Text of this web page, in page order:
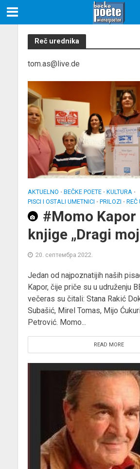
Reč urednika
tom.as@live.de
AKTUELNO • BEČKE POETE • KULTURA •
PISCI I OSTALI UMETNICI • PRILOZI • REČ
#Momo Kapor
knjige „Dragi
20. септембра 2022.
Jedan od najpoznatijih naših
Kapor, čije priče su u udruženju
večeras su čitali: Stana Rakić
Subašić, Mirel Tomas, Mijo
Petrović. Momo...
READ MORE